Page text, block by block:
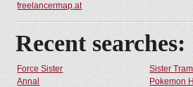
freelancermap.at
Recent searches:
Force Sister Sister
Annal
Pokemon